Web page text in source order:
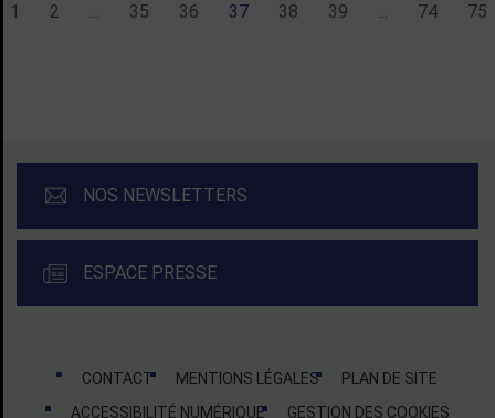
1 2 ... 35 36 37 38 39 ... 74 75
NOS NEWSLETTERS
ESPACE PRESSE
Liens bas de page
CONTACT MENTIONS LÉGALES
PLAN DE SITE
ACCESSIBILITÉ NUMÉRIQUE
GESTION DES COOKIES